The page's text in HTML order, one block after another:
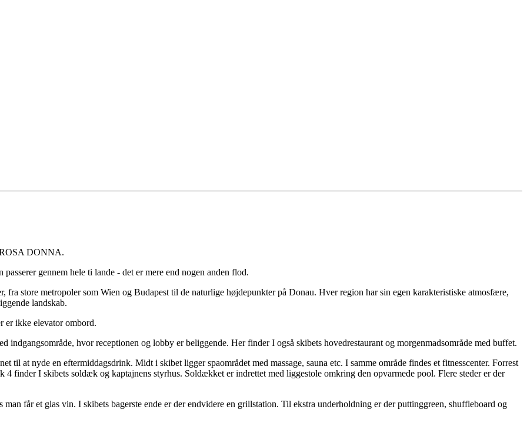
ROSA DONNA.
gennem hele ti lande - det er mere end nogen anden flod.
fra store metropoler som Wien og Budapest til de naturlige højdepunkter på Donau. Hver region har sin egen karakteristiske atmosfære,
landskab.
er ikke elevator ombord.
indgangsområde, hvor receptionen og lobby er beliggende. Her finder I også skibets hovedrestaurant og morgenmadsområde med buffet.
til at nyde en eftermiddagsdrink. Midt i skibet ligger spaområdet med massage, sauna etc. I samme område findes et fitnesscenter. Forrest
finder I skibets soldæk og kaptajnens styrhus. Soldækket er indrettet med liggestole omkring den opvarmede pool. Flere steder er der
får et glas vin. I skibets bagerste ende er der endvidere en grillstation. Til ekstra underholdning er der puttinggreen, shuffleboard og